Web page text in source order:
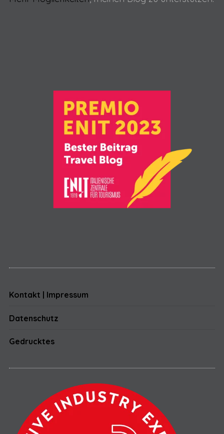
Kontakt | Impressum
Datenschutz
Gedrucktes